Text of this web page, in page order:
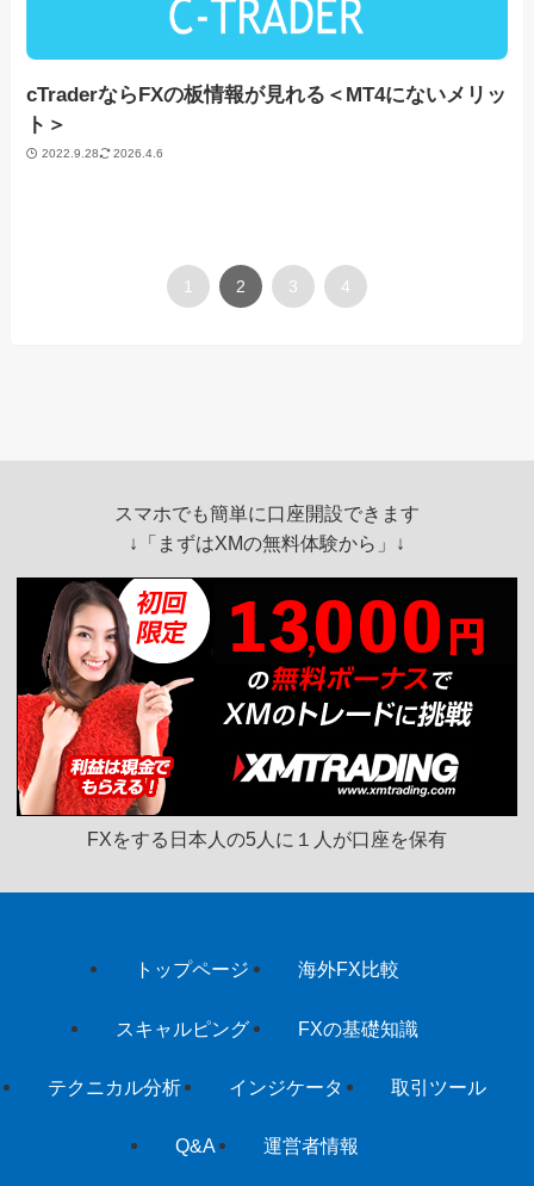
cTraderならFXの板情報が見れる＜MT4にないメリッ
ト＞
2022.9.28 2026.4.6
1 2 3 4
スマホでも簡単に口座開設できます
↓「 まずはXMの無料体験から 」↓
FXをする日本人の5人に１人が口座を保有
トップページ 海外FX比較
スキャルピング FXの基礎知識
テクニカル分析 インジケータ 取引ツール
Q&A 運営者情報